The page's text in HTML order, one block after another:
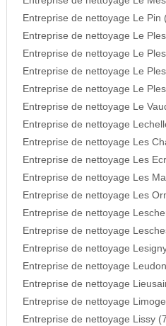
Entreprise de nettoyage Le Pin
Entreprise de nettoyage Le
Entreprise de nettoyage Le
Entreprise de nettoyage Le
Entreprise de nettoyage Le
Entreprise de nettoyage Le
Entreprise de nettoyage
Entreprise de nettoyage Les
Entreprise de nettoyage Les
Entreprise de nettoyage Les
Entreprise de nettoyage Les
Entreprise de nettoyage
Entreprise de nettoyage
Entreprise de nettoyage
Entreprise de nettoyage
Entreprise de nettoyage
Entreprise de nettoyage
Entreprise de nettoyage Lissy